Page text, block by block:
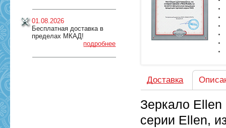
01.08.2026
Бесплатная доставка в
пределах МКАД!
подробнее
Доставка
Зеркало Ellen
серии Ellen,